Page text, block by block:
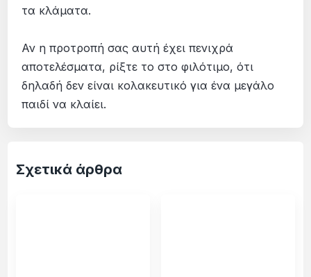
τα κλάματα.
Αν η προτροπή σας αυτή έχει πενιχρά
αποτελέσματα, ρίξτε το στο φιλότιμο, ότι
δηλαδή δεν είναι κολακευτικό για ένα μεγάλο
παιδί να κλαίει.
Σχετικά άρθρα